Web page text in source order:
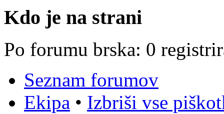
Kdo je na strani
Po forumu brska: 0
Seznam forumov
Ekipa • Izbriši vse